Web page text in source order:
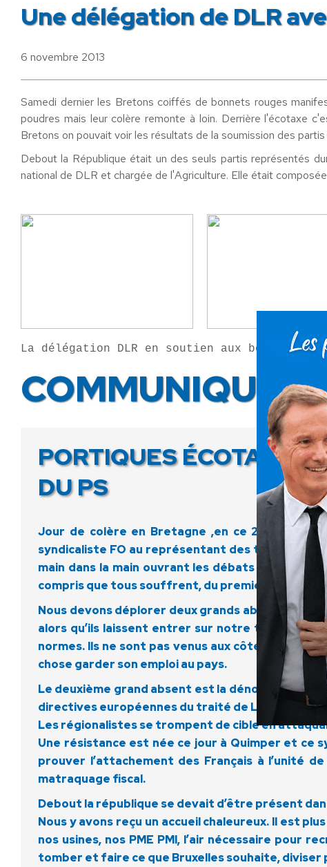
Une délégation de DLR
6 novembre 2013
Samedi dernier les Bretons coiffés de bonnets rouges
poudres mais leur colère remonte à loin. Derrière l'écotaxe
Bretons on pouvait voir les résultats de la soumission des
Debout la République était un des seuls partis représentés
national de DLR et chargée de l'Agriculture. Elle était
COMMUNIQUÉ
PORTIQUES ÉCOTAXE :
DU PS
Jour de colère en Bretagne ,en ce 2
syndicaliste FO au représentant des
main dans la main ouvrant les débats de la
compris que tous souffrent, du premier au
Nous devons déplorer deux grands absents lors
alors qu’ils laissent entrer sur notre territoire
normes. Ils ne sont pas venus aux côtés des
chose garder son emploi au pays.
Le deuxième grand absent est la dénonciation de
directives européennes du traité de Lisbonne,
Les régionalistes se trompent de cible en
Une résistance est née ce jour à Quimper et
prouver l’attachement des Français à l’unité
matraquage fiscal.
Debout la république se devait d’être présent
Nous y avons reçu un accueil chaleureux. Il est
nos usines, nos PME PMI, l’air nécessaire pour
tomber et faire ce que Bruxelles souhaite, diviser